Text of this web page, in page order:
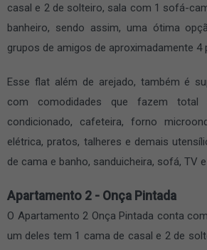
casal e 2 de solteiro, sala com 1 sofá-
banheiro, sendo assim, uma ótima
grupos de amigos de aproximadamente 4
Esse flat além de arejado, também é
com comodidades que fazem total
condicionado, cafeteira, forno
elétrica, pratos, talheres e demais
de cama e banho, sanduicheira, sofá, TV e
Apartamento 2 - Onça Pintada
O Apartamento 2 Onça Pintada conta
um deles tem 1 cama de casal e 2 de